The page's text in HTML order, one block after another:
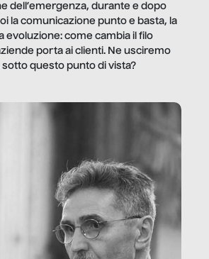
dell’emergenza, durante e dopo
la comunicazione punto e basta, la
evoluzione: come cambia il filo
porta ai clienti. Ne usciremo
questo punto di vista?